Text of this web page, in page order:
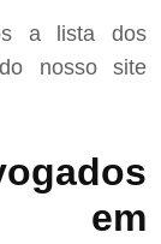
a lista dos
nosso site
em